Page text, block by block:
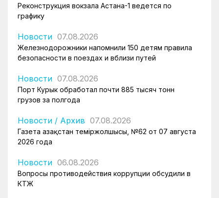
Реконструкция вокзала Астана-1 ведется по
графику
Новости 07.08.2026
Железнодорожники напомнили 150 детям правила
безопасности в поездах и вблизи путей
Новости 07.08.2026
Порт Курык обработал почти 885 тысяч тонн
грузов за полгода
Новости / Архив 07.08.2026
Газета Қазақстан теміржолшысы, №62 от 07 августа
2026 года
Новости 06.08.2026
Вопросы противодействия коррупции обсудили в
КТЖ